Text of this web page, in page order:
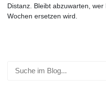
Distanz. Bleibt abzuwarten,
Wochen ersetzen wird.